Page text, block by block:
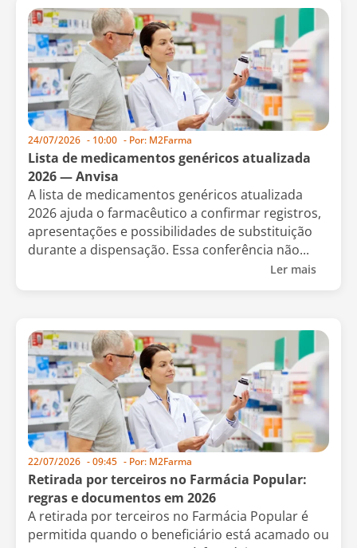
24/07/2026 - 10:00 - Por: M2Farma
Lista de medicamentos genéricos atualizada
2026 — Anvisa
A lista de medicamentos genéricos atualizada
2026 ajuda o farmacêutico a confirmar registros,
apresentações e possibilidades de substituição
durante a dispensação. Essa conferência não...
Ler mais
22/07/2026 -09:45 - Por: M2Farma
Retirada por terceiros no Farmácia Popular:
regras e documentos em 2026
A retirada por terceiros no Farmácia Popular é
permitida quando o beneficiário está acamado ou